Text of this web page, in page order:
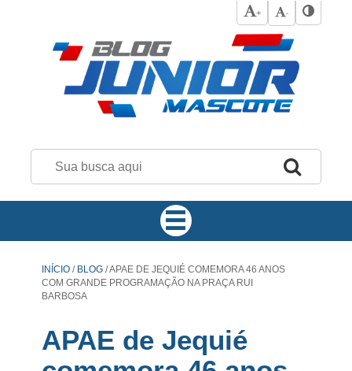
+ -
INÍCIO / BLOG /APAE DE JEQUIÉ COMEMORA 46 ANOS
COM GRANDE PROGRAMAÇÃO NA PRAÇA RUI
BARBOSA
APAE de Jequié